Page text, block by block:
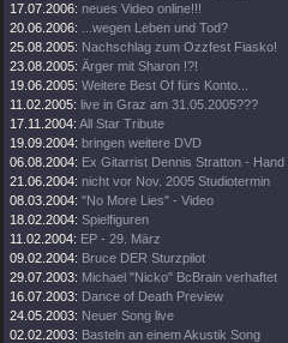
17.07.2006: neues Video online!!!
20.06.2006:
...wegen Leben und Tod?
25.08.2005: Nachschlag zum Ozzfest Fiasko!
23.08.2005: Ärger mit Sharon !?!
19.06.2005: Weitere Best Of fürs Konto...
11.02.2005: live in Graz am 31.05.2005???
17.11.2004: All Star Tribute
19.09.2004: bringen weitere DVD
06.08.2004: Ex Gitarrist Dennis Stratton -
21.06.2004: nicht vor Nov. 2005 Studiotermin
08.03.2004: "No More Lies" - Video
18.02.2004: Spielfiguren
11.02.2004: EP - 29. März
09.02.2004: Bruce DER Sturzpilot
29.07.2003: Michael "Nicko" BcBrain verhaftet
16.07.2003: Dance of Death Preview
24.05.2003: Neuer Song live
02.02.2003: Basteln an einem Akustik Song